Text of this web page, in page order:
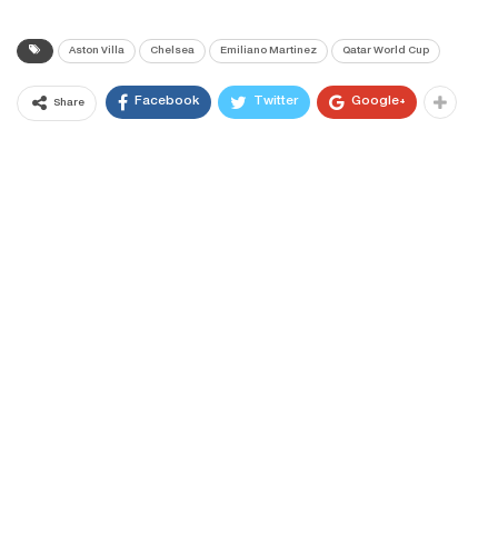
Aston Villa Chelsea Emiliano Martinez Qatar World Cup
Share Facebook Twitter Google+